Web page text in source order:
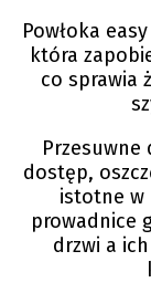
Powłoka
która
co sprawia
Przesuwne
dostęp,
istotne w
prowadnice
drzwi a